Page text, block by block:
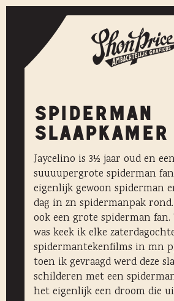
SPIDERMAN
SLAAPKAMER
Jaycelino is 3½ jaar oud en
suuuupergrote spiderman
eigenlijk gewoon spiderman
dag in zn spidermanpak
ook een grote spiderman
was keek ik elke
spidermantekenfilms in mn
toen ik gevraagd werd deze
schilderen met een
het eigenlijk een droom die